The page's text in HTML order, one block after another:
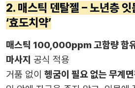
2. 매스틱 덴탈젤 – 노년층 잇
‘효도치약’
매스틱 100,000ppm 고함량 함
마사지 공식 적용
거품 없이 헹굼이 필요 없는 무계